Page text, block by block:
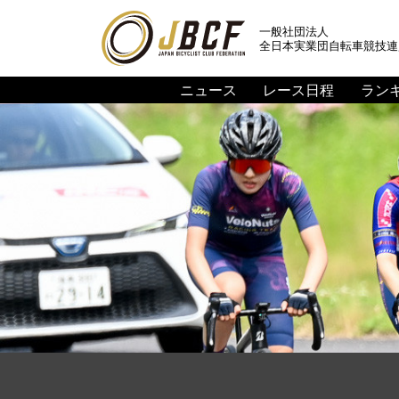
一般社団法人
全日本実業団自転車競技
ニュース レース日程 ラン